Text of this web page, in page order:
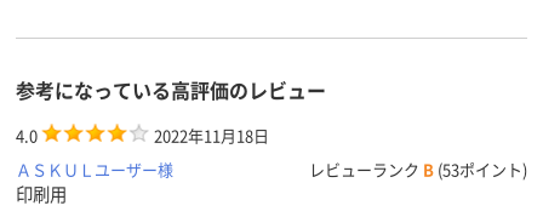
参考になっている高評価のレビュー
4.0
2022年11月18日
ＡＳＫＵＬユーザー様
レビューランク B (53ポイント)
印刷用